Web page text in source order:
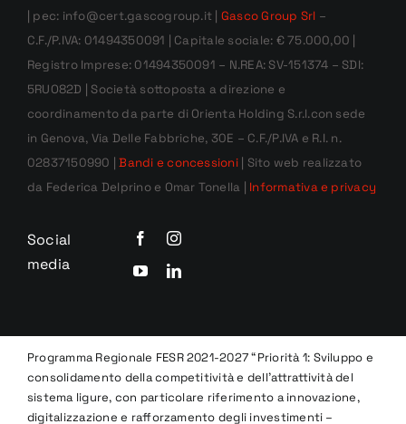
| pec: info@cert.gascogroup.it |
Gasco Group Srl –
C.F./P.IVA: 01494350091 | Capitale sociale: € 75.000,00 |
Registro Imprese: 01494350091 – N.REA: SV-151374 – SDI:
5RUO82D | Società sottoposta a direzione e
coordinamento da parte di Orienta Holding S.r.l.con sede
in Genova, Via Delle Fabbriche, 30E – C.F./P.IVA e R.I. n.
02837150990 |Bandi e concessioni| Sito web realizzato
da Federica Delprino e Omar Tonella | Informativa e privacy
Social
media
Programma Regionale FESR 2021-2027 “Priorità 1: Sviluppo e
consolidamento della competitività e dell’attrattività del
sistema ligure, con particolare riferimento a innovazione,
digitalizzazione e rafforzamento degli investimenti –